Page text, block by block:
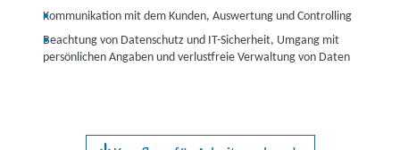
Kommunikation mit dem Kunden, Auswertung und Controlling
Beachtung von Datenschutz und IT-Sicherheit, Umgang mit
persönlichen Angaben und verlustfreie Verwaltung von Daten